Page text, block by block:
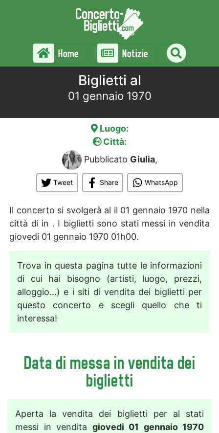
Home Notizie
Biglietti al
01 gennaio 1970
Luogo:
Città:
Pubblicato Giulia,
Tweet Share WhatsApp
Il concerto si svolgerà al il 01 gennaio 1970 nella
città di in . I biglietti sono stati messi in vendita
giovedi 01 gennaio 1970 01h00.
Trova in questa pagina tutte le informazioni
di cui hai bisogno (artisti, luogo, prezzi,
alloggio...) e i siti di vendita dei biglietti per
questo concerto e scegli quello che ti
interessa!
Data di messa in vendita dei
biglietti
Aperta la vendita dei biglietti per al stati
messi in vendita giovedi 01 gennaio 1970